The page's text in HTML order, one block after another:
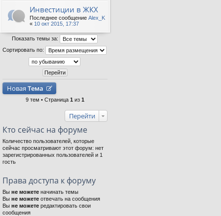
Инвестиции в ЖКХ
Последнее сообщение Alex_K
« 10 окт 2015, 17:37
Показать темы за:
Сортировать по:
Новая Тема
9 тем • Страница 1 из 1
Перейти
Кто сейчас на форуме
Количество пользователей, которые
сейчас просматривают этот форум: нет
зарегистрированных пользователей и 1
гость
Права доступа к форуму
Вы не можете начинать темы
Вы не можете отвечать на сообщения
Вы не можете редактировать свои
сообщения